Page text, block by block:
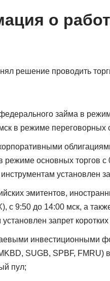
о
решение проводить
займа в
в режиме
режиме основных торгов
установлен
эмитентов,
с 9:50 до 14:00 мск, а
запрет
инвестиционными
SUGB, SPBF, FMRU)
пул;